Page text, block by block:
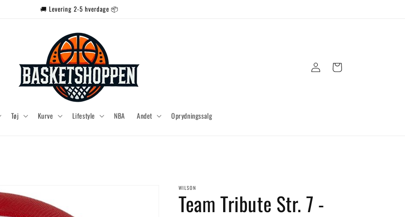
🚚 Levering 2-5 hverdage 📦
Tøj Kurve Lifestyle NBA Andet Oprydningssalg
Log
ind
Indkøbskurv
WILSON
Team Tribute Str. 7 -